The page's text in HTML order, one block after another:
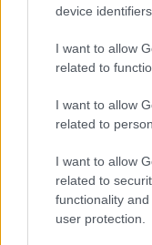
device
I want to allow
related to
I want to allow
related to
I want to allow
related to
functionality
user protection.